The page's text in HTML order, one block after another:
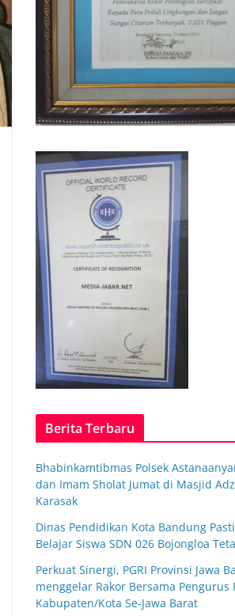
Berita Terbaru
Bhabinkamtibmas Polsek
dan Imam Sholat Jumat di Masjid
Karasak
Dinas Pendidikan Kota Bandung
Belajar Siswa SDN 026 Bojongloa
Perkuat Sinergi, PGRI Provinsi Jawa
menggelar Rakor Bersama Pengurus
Kabupaten/Kota Se-Jawa Barat